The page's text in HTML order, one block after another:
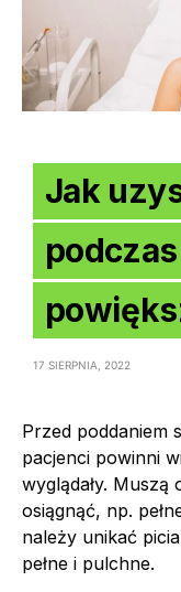
Jak
17 SIERPNIA, 2022
Przed poddaniem
pacjenci powinni
wyglądały. Muszą
osiągnąć, np.
należy unikać
pełne i pulchne.